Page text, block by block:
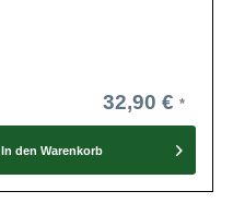
32,90 €
In den Warenkorb